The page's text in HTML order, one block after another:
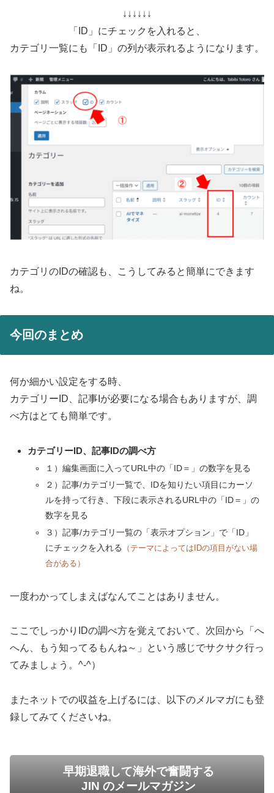
↓↓↓↓↓↓
「ID」にチェックを入れると、
カテゴリ一覧にも「ID」の列が表示れるようになります。
カテゴリのIDの確認も、こうしてみると簡単にできます
ね。
今回のまとめ
何か細かい設定をする時、
カテゴリーID、記事Iが必要になる場合もありますが、調
べ方はとても簡単です。
カテゴリーID、記事IDの調べ方
１）編集画面に入ってURL中の「ID＝」の数字を見る
２）記事/カテゴリ一覧で、IDを知りたい項目にカーソ
ルを持って行き、下段に表示されるURL中の「ID＝」の
数字を見る
３）記事/カテゴリ一覧の「表示オプション」で「ID」
にチェックを入れる
（テーマによってはIDの項目がない場
合がある）
一度わかってしまえばなんてことはありません。
ここでしっかりIDの調べ方を覚えておいて、次回から「へ
へん、もう知ってるもんね～」という感じでサクサク行っ
てみましょう。^-^）
またネットでの収益を上げるには、以下のメルマガにも登
録してみてくださいね。
早期退職して海外で奮闘する
JIN のメールマガジン